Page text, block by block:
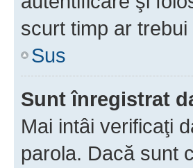
scurt timp ar
Sus
Sunt înregistrat
Mai intâi verificaţi
parola. Dacă sunt